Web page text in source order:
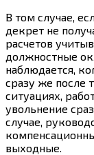
В том случае,
декрет не
расчетов
должностные
наблюдается,
сразу же после
ситуациях,
увольнение
случае,
выходные.